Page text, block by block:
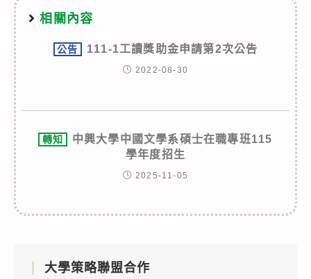
相關內容
公告 111-1工讀獎助金申請第2次公告
2022-08-30
轉知
中興大學中國文學系碩士在職專班115
學年度招生
2025-11-05
大學策略聯盟合作